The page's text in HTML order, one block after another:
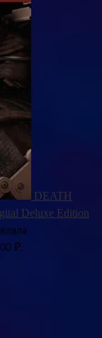
DEATH
Deluxe Edition
₽.